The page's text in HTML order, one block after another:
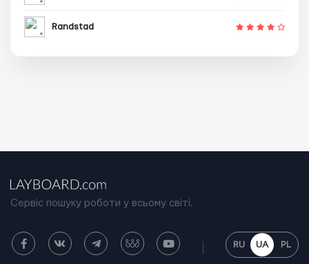
Randstad
Сервіс пошуку роботи у всьому світі.
RU UA PL